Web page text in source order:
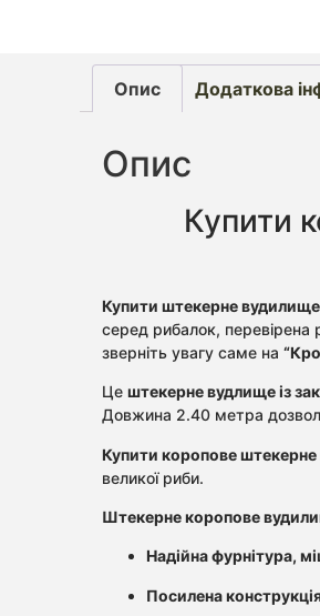
Опис Додаткова
Опис
Купити
Купити штекерне
серед рибалок,
зверніть увагу саме на
Це штекерне вудлище із
Довжина 2.40 метра
Купити коропове
великої риби.
Штекерне коропове
Надійна фурнітура,
Посилена